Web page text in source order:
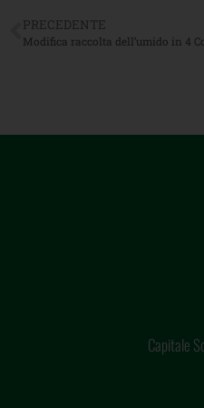
PRECEDENTE
Modifica raccolta dell’umido in 4
Capitale